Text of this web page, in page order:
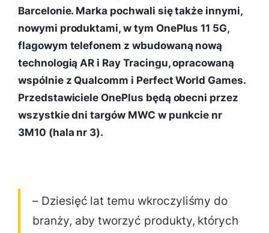
Barcelonie. Marka pochwali się także innymi,
nowymi produktami, w tym OnePlus 11 5G,
flagowym telefonem z wbudowaną nową
technologią AR i Ray Tracingu, opracowaną
wspólnie z Qualcomm i Perfect World Games.
Przedstawiciele OnePlus będą obecni przez
wszystkie dni targów MWC w punkcie nr
3M10 (hala nr 3).
– Dziesięć lat temu wkroczyliśmy do
branży, aby tworzyć produkty, których